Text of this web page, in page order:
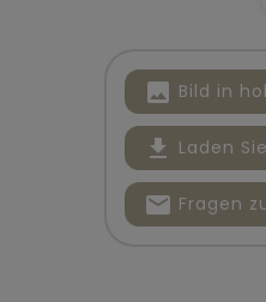
image Bild in
file_download Laden
mail Fragen